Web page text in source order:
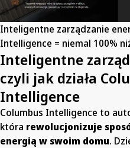
Inteligentne zarządzanie
Intelligence = niemal 100%
Inteligentne
czyli jak działa
Intelligence
Columbus Intelligence to
która rewolucjonizuje
energią w swoim domu.